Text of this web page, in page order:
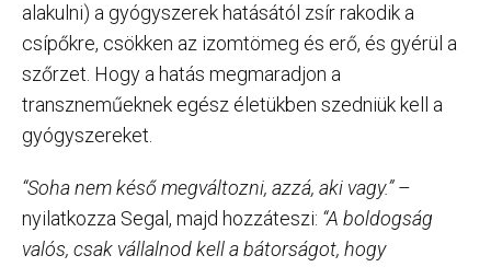
alakulni) a gyógyszerek hatásától zsír rakodik a
csípőkre, csökken az izomtömeg és erő, és gyérül a
szőrzet. Hogy a hatás megmaradjon a
transzneműeknek egész életükben szedniük kell a
gyógyszereket.
“Soha nem késő megváltozni, azzá, aki vagy.”–
nyilatkozza Segal, majd hozzáteszi: “A boldogság
valós, csak vállalnod kell a bátorságot, hogy